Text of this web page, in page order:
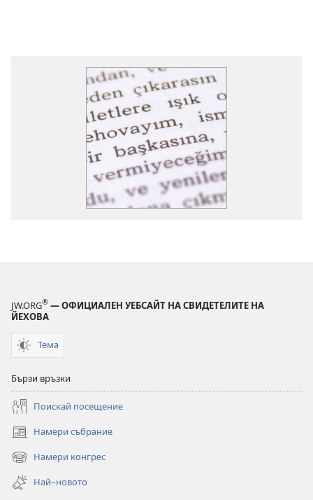
JW.ORG® — ОФИЦИАЛЕН УЕБСАЙТ НА СВИДЕТЕЛИТЕ НА
ЙЕХОВА
Тема
Бързи връзки
Поискай посещение
Намери събрание
(отваря
нов
прозорец)
Намери конгрес
(отваря
нов
прозорец)
Най–новото